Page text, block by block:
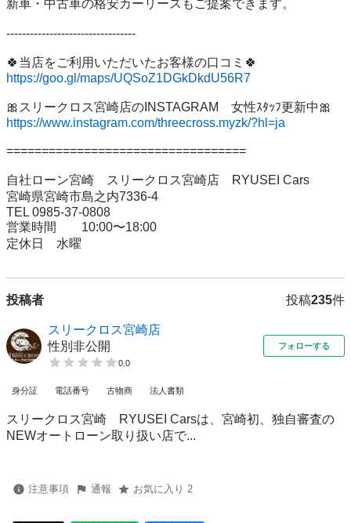
新車・中古車の格安カーリースもご提案できます。
---------------------------------
https://goo.gl/maps/UQSoZ1DGkDkdU56R7
https://www.instagram.com/threecross.myzk/?hl=ja
==================================
自社ローン宮崎　スリークロス宮崎店　RYUSEI Cars
宮崎県宮崎市島之内7336-4
TEL 0985-37-0808
営業時間　　10:00〜18:00
定休日　水曜
投稿者 投稿235件
スリークロス宮崎店
性別非公開
0.0
フォローする
身分証 電話番号 古物商 法人書類
スリークロス宮崎 RYUSEI Carsは、宮崎初、独自審査の
NEWオートローン取り扱い店で...
注意事項 通報 お気に入り 2